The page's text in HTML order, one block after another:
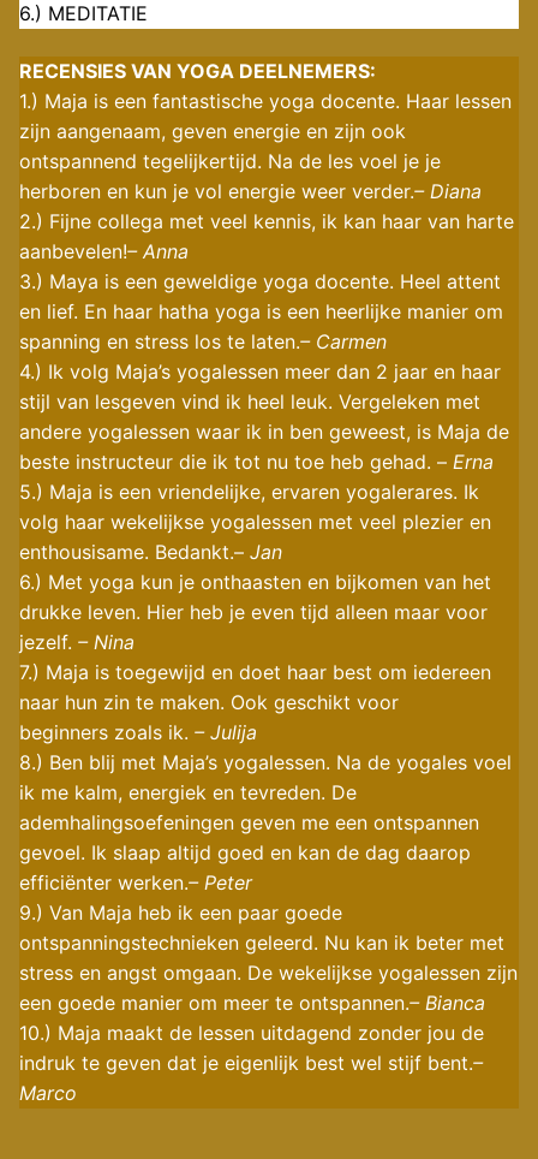
6.) MEDITATIE
RECENSIES VAN YOGA DEELNEMERS:
1.) Maja is een fantastische yoga docente. Haar lessen
zijn aangenaam, geven energie en zijn ook
ontspannend tegelijkertijd. Na de les voel je je
herboren en kun je vol energie weer verder.– Diana
2.) Fijne collega met veel kennis, ik kan haar van harte
aanbevelen!– Anna
3.) Maya is een geweldige yoga docente. Heel attent
en lief. En haar hatha yoga is een heerlijke manier om
spanning en stress los te laten.– Carmen
4.) Ik volg Maja’s yogalessen meer dan 2 jaar en haar
stijl van lesgeven vind ik heel leuk. Vergeleken met
andere yogalessen waar ik in ben geweest, is Maja de
beste instructeur die ik tot nu toe heb gehad. – Erna
5.) Maja is een vriendelijke, ervaren yogalerares. Ik
volg haar wekelijkse yogalessen met veel plezier en
enthousisame. Bedankt.– Jan
6.) Met yoga kun je onthaasten en bijkomen van het
drukke leven. Hier heb je even tijd alleen maar voor
jezelf. – Nina
7.) Maja is toegewijd en doet haar best om iedereen
naar hun zin te maken. Ook geschikt voor
beginners zoals ik. – Julija
8.) Ben blij met Maja’s yogalessen. Na de yogales voel
ik me kalm, energiek en tevreden. De
ademhalingsoefeningen geven me een ontspannen
gevoel. Ik slaap altijd goed en kan de dag daarop
efficiënter werken.– Peter
9.) Van Maja heb ik een paar goede
ontspanningstechnieken geleerd. Nu kan ik beter met
stress en angst omgaan. De wekelijkse yogalessen zijn
een goede manier om meer te ontspannen.– Bianca
10.) Maja maakt de lessen uitdagend zonder jou de
indruk te geven dat je eigenlijk best wel stijf bent.–
Marco